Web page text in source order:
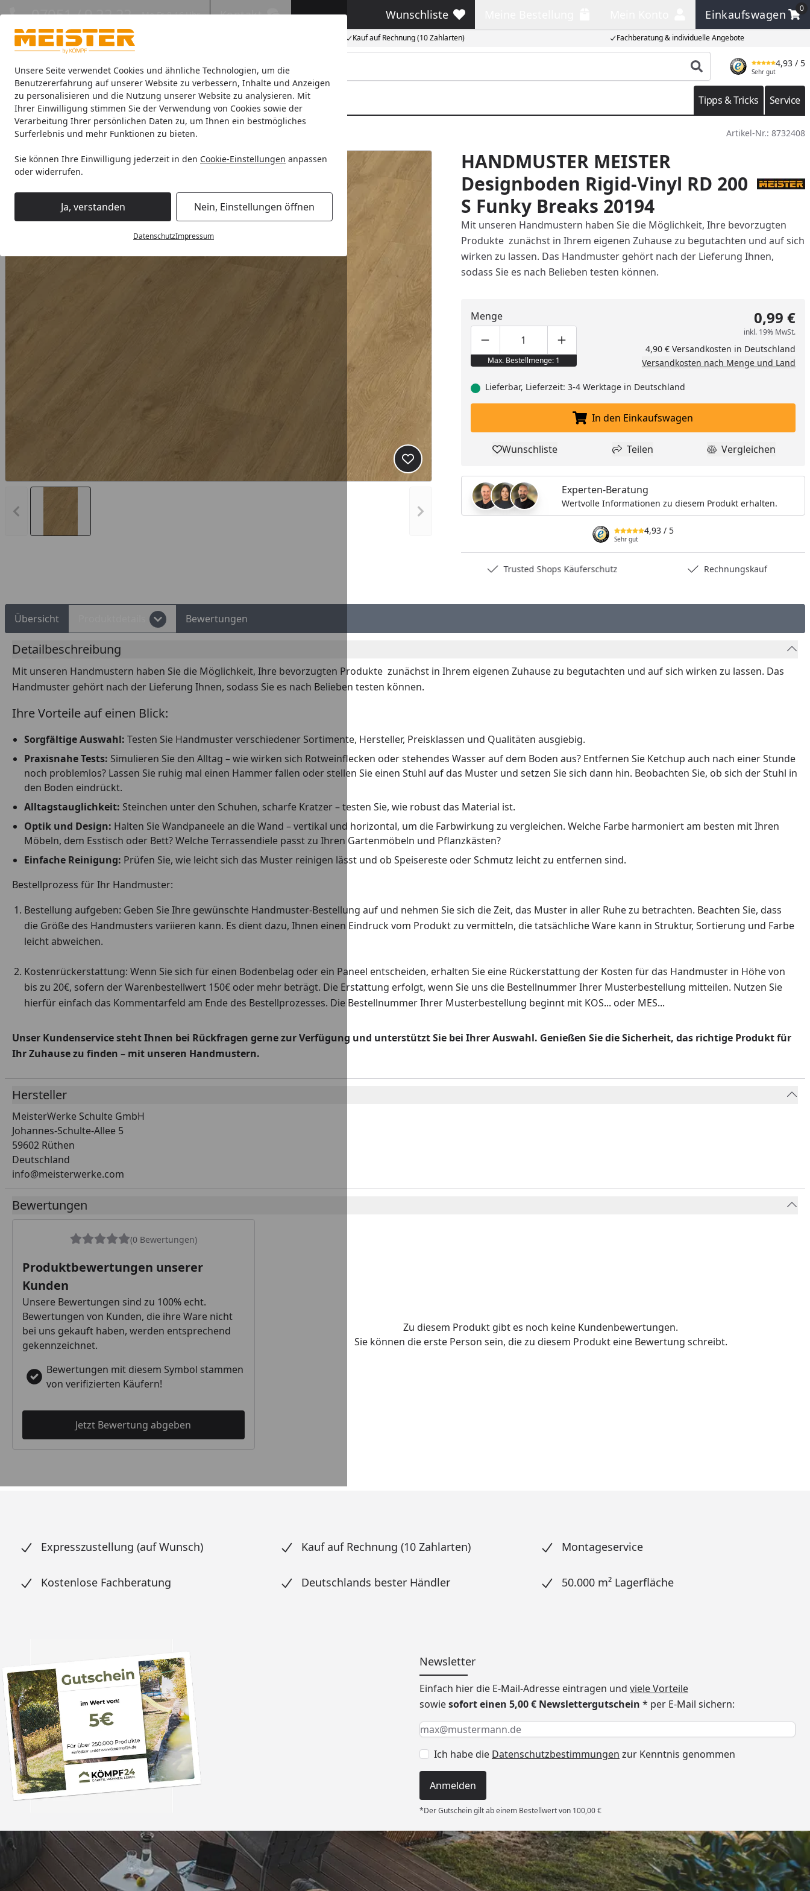
Unsere Seite verwendet Cookies und ähnliche Technologien, um die
Benutzererfahrung auf unserer Website zu verbessern, Inhalte und Anzeigen
zu personalisieren und die Nutzung unserer Website zu analysieren. Mit
Ihrer Einwilligung stimmen Sie der Verwendung von Cookies sowie der
Verarbeitung Ihrer persönlichen Daten zu, um Ihnen ein bestmögliches
Surferlebnis und mehr Funktionen zu bieten.
Sie können Ihre Einwilligung jederzeit in den Cookie-Einstellungen anpassen
oder widerrufen.
Ja, verstanden Nein, Einstellungen öffnen
DatenschutzImpressum
Eigene Montage-Teams Kauf auf Rechnung (10 Zahlarten) Fachberatung & individuelle Angebote
07051 / 9 22 22 Mo-Fr. 8-16 Uhr Kontakt Wunschliste
Wunschliste Einkaufswagen
0
Einkaufswagen
Produkt suchen
4,93 / 5
Sehr gut
Böden Paneele Leisten Zubehör Sale & Aktionswaren Tipps & Tricks Service
HANDMUSTER MEISTER Designboden Rigid-Vinyl RD 200 S Funky Breaks 20194 Artikel-Nr.: 8732408
Vorheriges Bild anzeigen Nächstes Bild anzeigen
Produkt zur Wunschliste hinzufügen
HANDMUSTER MEISTER
Designboden Rigid-Vinyl RD 200
S Funky Breaks 20194
Mit unseren Handmustern haben Sie die Möglichkeit, Ihre bevorzugten
Produkte zunächst in Ihrem eigenen Zuhause zu begutachten und auf sich
wirken zu lassen. Das Handmuster gehört nach der Lieferung Ihnen,
sodass Sie es nach Belieben testen können.
Menge
Produktmenge um eins verringern
Produktmenge manuell eingeben
Produktmenge um eins erhöhen
Max. Bestellmenge: 1
0,99 €
inkl. 19% MwSt.
4,90 € Versandkosten in Deutschland
Versandkosten nach Menge und Land
Lieferbar, Lieferzeit: 3-4 Werktage in Deutschland
In den Einkaufswagen legen
In den Einkaufswagen
Produkt zur Wunschliste hinzufügen
Wunschliste Teilen
Teilen Produkt
Vergleichen
Experten-Beratung
Wertvolle Informationen zu diesem Produkt erhalten.
4,93 / 5
Sehr gut
Trusted Shops Käuferschutz Rechnungskauf
Übersicht Bewertungen
Detailbeschreibung
Mit unseren Handmustern haben Sie die Möglichkeit, Ihre bevorzugten Produkte zunächst in Ihrem eigenen Zuhause zu begutachten und auf sich wirken zu lassen. Das
Handmuster gehört nach der Lieferung Ihnen, sodass Sie es nach Belieben testen können.
Ihre Vorteile auf einen Blick:
Sorgfältige Auswahl: Testen Sie Handmuster verschiedener Sortimente, Hersteller, Preisklassen und Qualitäten ausgiebig.
Praxisnahe Tests: Simulieren Sie den Alltag – wie wirken sich Rotweinflecken oder stehendes Wasser auf dem Boden aus? Entfernen Sie Ketchup auch nach einer Stunde
noch problemlos? Lassen Sie ruhig mal einen Hammer fallen oder stellen Sie einen Stuhl auf das Muster und setzen Sie sich dann hin. Beobachten Sie, ob sich der Stuhl in
den Boden eindrückt.
Alltagstauglichkeit: Steinchen unter den Schuhen, scharfe Kratzer – testen Sie, wie robust das Material ist.
Optik und Design: Halten Sie Wandpaneele an die Wand – vertikal und horizontal, um die Farbwirkung zu vergleichen. Welche Farbe harmoniert am besten mit Ihren
Möbeln, dem Esstisch oder Bett? Welche Terrassendiele passt zu Ihren Gartenmöbeln und Pflanzkästen?
Einfache Reinigung: Prüfen Sie, wie leicht sich das Muster reinigen lässt und ob Speisereste oder Schmutz leicht zu entfernen sind.
Bestellprozess für Ihr Handmuster:
Bestellung aufgeben: Geben Sie Ihre gewünschte Handmuster-Bestellung auf und nehmen Sie sich die Zeit, das Muster in aller Ruhe zu betrachten. Beachten Sie, dass
die Größe des Handmusters variieren kann. Es dient dazu, Ihnen einen Eindruck vom Produkt zu vermitteln, die tatsächliche Ware kann in Struktur, Sortierung und Farbe
leicht abweichen.
Kostenrückerstattung: Wenn Sie sich für einen Bodenbelag oder ein Paneel entscheiden, erhalten Sie eine Rückerstattung der Kosten für das Handmuster in Höhe von
bis zu 20€, sofern der Warenbestellwert 150€ oder mehr beträgt. Die Erstattung erfolgt, wenn Sie uns die Bestellnummer Ihrer Musterbestellung mitteilen. Nutzen Sie
hierfür einfach das Kommentarfeld am Ende des Bestellprozesses. Die Bestellnummer Ihrer Musterbestellung beginnt mit KOS... oder MES...
Unser Kundenservice steht Ihnen bei Rückfragen gerne zur Verfügung und unterstützt Sie bei Ihrer Auswahl. Genießen Sie die Sicherheit, das richtige Produkt für
Ihr Zuhause zu finden – mit unseren Handmustern.
Hersteller
MeisterWerke Schulte GmbH
Johannes-Schulte-Allee 5
59602 Rüthen
Deutschland
info@meisterwerke.com
Bewertungen
(0 Bewertungen)
Produktbewertungen unserer
Kunden
Unsere Bewertungen sind zu 100% echt.
Bewertungen von Kunden, die ihre Ware nicht
bei uns gekauft haben, werden entsprechend
gekennzeichnet.
Bewertungen mit diesem Symbol stammen
von verifizierten Käufern!
Jetzt Bewertung abgeben
Zu diesem Produkt gibt es noch keine Kundenbewertungen.
Sie können die erste Person sein, die zu diesem Produkt eine Bewertung schreibt.
Expresszustellung (auf Wunsch) Kauf auf Rechnung (10 Zahlarten) Montageservice
Kostenlose Fachberatung Deutschlands bester Händler 50.000 m² Lagerfläche
Newsletter
Einfach hier die E-Mail-Adresse eintragen und viele Vorteile
sowiesofort einen 5,00 € Newslettergutschein * per E-Mail sichern:
Keine Eingabe erforderlich
Eingabe erforderlich
E-Mail *
Ich habe die Datenschutzbestimmungen zur Kenntnis genommen
Anmelden
*Der Gutschein gilt ab einem Bestellwert von 100,00 €
Trusted Shops Versand